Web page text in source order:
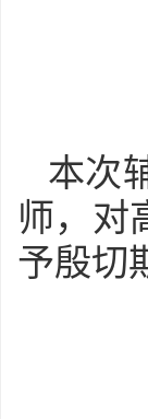
本次
师，对
予殷切